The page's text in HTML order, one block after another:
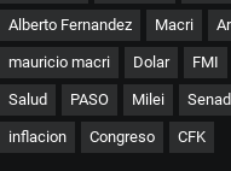
Alberto Fernandez Macri
mauricio macri Dolar FMI
Salud PASO Milei
inflacion Congreso CFK